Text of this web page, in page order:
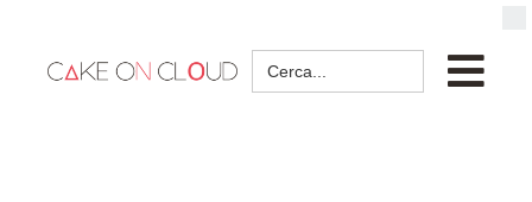
Search
for: